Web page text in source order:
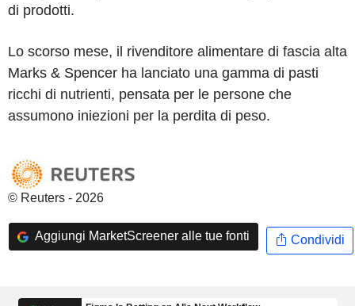
di prodotti.
Lo scorso mese, il rivenditore alimentare di fascia alta
Marks & Spencer ha lanciato una gamma di pasti
ricchi di nutrienti, pensata per le persone che
assumono iniezioni per la perdita di peso.
© Reuters - 2026
Aggiungi MarketScreener alle tue fonti Condividi